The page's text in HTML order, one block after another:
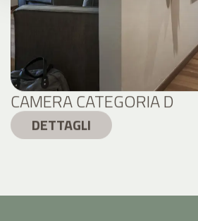
CAMERA CATEGORIA D
DETTAGLI